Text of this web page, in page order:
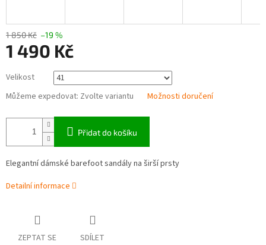
1 850 Kč –19 %
1 490 Kč
cena:
Velikost
Můžeme expedovat: Zvolte variantu Možnosti doručení
Přidat do košíku
Elegantní dámské barefoot sandály na širší prsty
Detailní informace
ZEPTAT SE SDÍLET